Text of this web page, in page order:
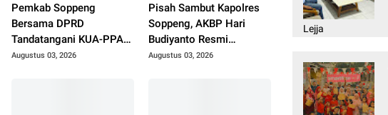
Pemkab Soppeng
Bersama DPRD
Tandatangani KUA-PPAS
APBD 2027
Augustus 03, 2026
Pisah Sambut Kapolres
Soppeng, AKBP Hari
Budiyanto Resmi
Gantikan AKBP Aditya
Augustus 03, 2026
Lejja